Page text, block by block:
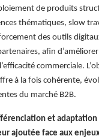
de produits
thématiques, slow
des outils
afin d’améliorer
commerciale.
à la fois cohérente,
du marché B2B.
et
ajoutée face aux